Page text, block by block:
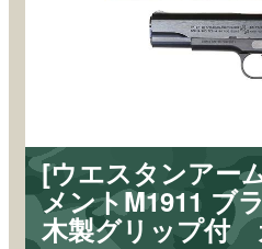
[ウエスタンアー
メントM1911 ブ
木製グリップ付